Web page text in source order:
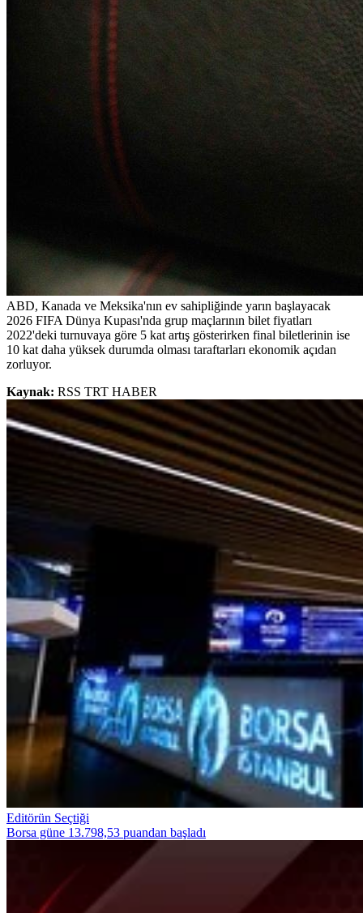
ABD, Kanada ve Meksika'nın ev sahipliğinde yarın başlayacak
2026 FIFA Dünya Kupası'nda grup maçlarının bilet fiyatları
2022'deki turnuvaya göre 5 kat artış gösterirken final biletlerinin ise
10 kat daha yüksek durumda olması taraftarları ekonomik açıdan
zorluyor.
Kaynak: RSS TRT HABER
Editörün Seçtiği
Borsa güne 13.798,53 puandan başladı